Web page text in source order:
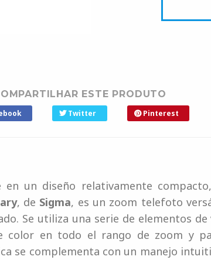
ESTE PRODUTO
Twitter Pinterest
en un diseño relativamente
, de Sigma, es un zoom telefoto
Se utiliza una serie de elementos
color en todo el rango de zoom y
se complementa con un manejo